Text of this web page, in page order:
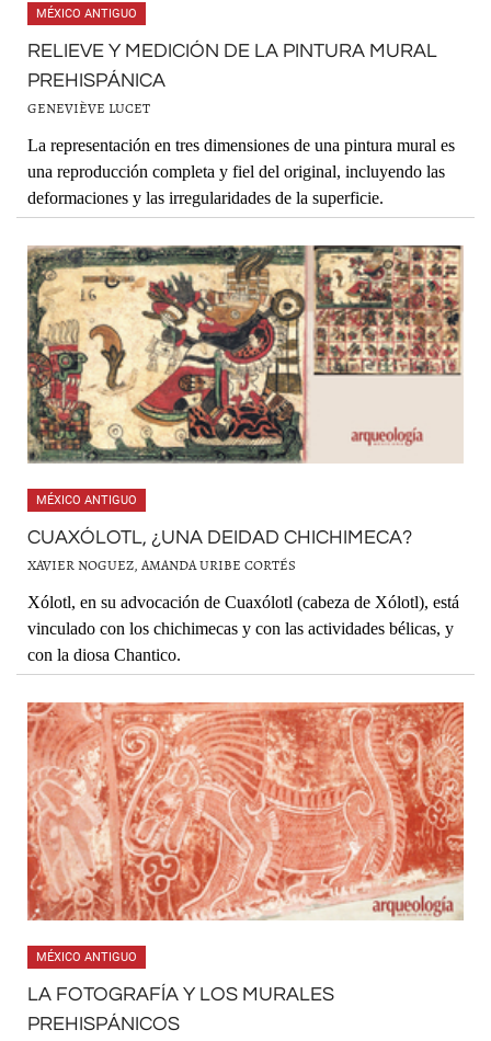
MÉXICO ANTIGUO
RELIEVE Y MEDICIÓN DE LA PINTURA MURAL
PREHISPÁNICA
GENEVIÈVE LUCET
La representación en tres dimensiones de una pintura mural es
una reproducción completa y fiel del original, incluyendo las
deformaciones y las irregularidades de la superficie.
MÉXICO ANTIGUO
CUAXÓLOTL, ¿UNA DEIDAD CHICHIMECA?
XAVIER NOGUEZ, AMANDA URIBE CORTÉS
Xólotl, en su advocación de Cuaxólotl (cabeza de Xólotl), está
vinculado con los chichimecas y con las actividades bélicas, y
con la diosa Chantico.
MÉXICO ANTIGUO
LA FOTOGRAFÍA Y LOS MURALES
PREHISPÁNICOS